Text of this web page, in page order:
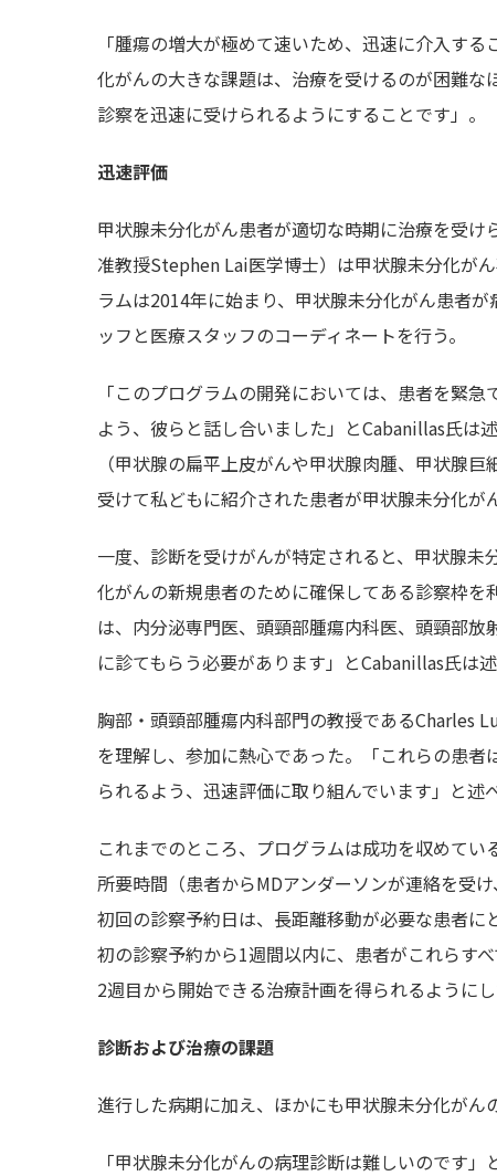
「腫瘍の増大が極めて速いため、迅速に介入す
化がんの大きな課題は、治療を受けるのが困難
診察を迅速に受けられるようにすることです」。
迅速評価
甲状腺未分化がん患者が適切な時期に治療を受
准教授Stephen Lai医学博士）は甲状腺未分化が
ラムは2014年に始まり、甲状腺未分化がん患者
ッフと医療スタッフのコーディネートを行う。
「このプログラムの開発においては、患者を緊
よう、彼らと話し合いました」とCabanillas氏は
（甲状腺の扁平上皮がんや甲状腺肉腫、甲状腺
受けて私どもに紹介された患者が甲状腺未分化が
一度、診断を受けがんが特定されると、甲状腺
化がんの新規患者のために確保してある診察枠
は、内分泌専門医、頭頸部腫瘍内科医、頭頸部
に診てもらう必要があります」とCabanillas氏は述
胸部・頭頸部腫瘍内科部門の教授であるCharles
を理解し、参加に熱心であった。「これらの患
られるよう、迅速評価に取り組んでいます」と述
これまでのところ、プログラムは成功を収めて
所要時間（患者からMDアンダーソンが連絡を受
初回の診察予約日は、長距離移動が必要な患者
初の診察予約から1週間以内に、患者がこれらす
2週目から開始できる治療計画を得られるように
診断および治療の課題
進行した病期に加え、ほかにも甲状腺未分化がん
「甲状腺未分化がんの病理診断は難しいのです